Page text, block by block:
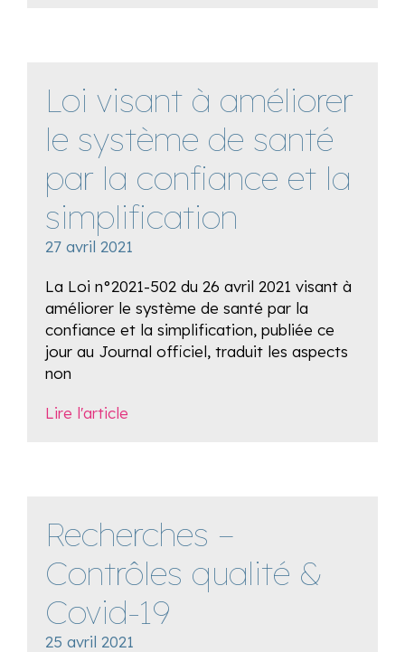
Loi visant à améliorer
le système de santé
par la confiance et la
simplification
27 avril 2021
La Loi n°2021-502 du 26 avril 2021 visant à
améliorer le système de santé par la
confiance et la simplification, publiée ce
jour au Journal officiel, traduit les aspects
non
Lire l'article
Recherches –
Contrôles qualité &
Covid-19
25 avril 2021